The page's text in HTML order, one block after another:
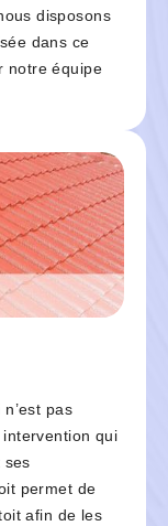
disposons
dans ce
notre équipe
pas
intervention qui
ses
permet de
afin de les